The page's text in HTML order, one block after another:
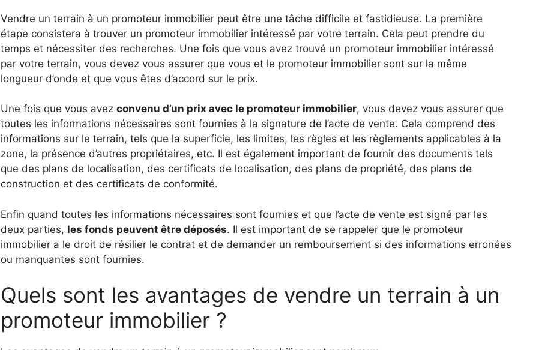
Vendre un terrain à un promoteur immobilier peut être une tâche difficile et fastidieuse. La première
étape consistera à trouver un promoteur immobilier intéressé par votre terrain. Cela peut prendre du
temps et nécessiter des recherches. Une fois que vous avez trouvé un promoteur immobilier intéressé
par votre terrain, vous devez vous assurer que vous et le promoteur immobilier sont sur la même
longueur d’onde et que vous êtes d’accord sur le prix.
Une fois que vous avezconvenu d’un prix avec le promoteur immobilier, vous devez vous assurer que
toutes les informations nécessaires sont fournies à la signature de l’acte de vente. Cela comprend des
informations sur le terrain, tels que la superficie, les limites, les règles et les règlements applicables à la
zone, la présence d’autres propriétaires, etc. Il est également important de fournir des documents tels
que des plans de localisation, des certificats de localisation, des plans de propriété, des plans de
construction et des certificats de conformité.
Enfin quand toutes les informations nécessaires sont fournies et que l’acte de vente est signé par les
deux parties, les fonds peuvent être déposés. Il est important de se rappeler que le promoteur
immobilier a le droit de résilier le contrat et de demander un remboursement si des informations erronées
ou manquantes sont fournies.
Quels sont les avantages de vendre un terrain à un
promoteur immobilier ?